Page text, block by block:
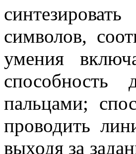
символов,
умения
пальцами;
проводить
выходя за